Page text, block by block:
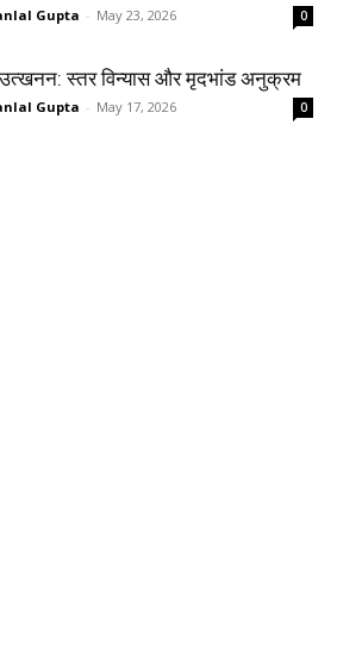
Gupta - May 23, 2026 0
उत्खनन: स्तर विन्यास और मृदभांड अनुक्रम
Gupta - May 17, 2026 0